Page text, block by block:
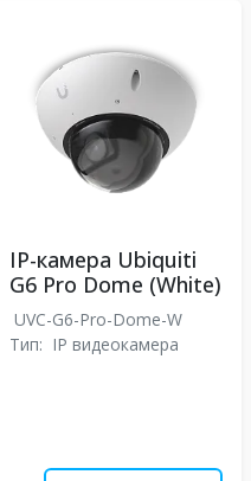
IP-камера Ubiquiti
G6 Pro Dome (White)
UVC-G6-Pro-Dome-W
Тип: IP видеокамера